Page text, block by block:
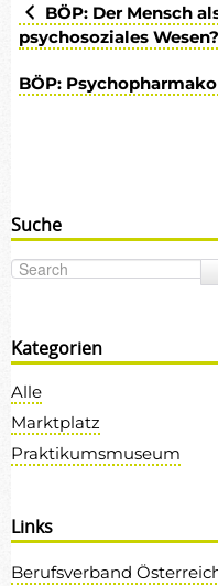
BÖP: Der Mensch
psychosoziales
BÖP:
Suche
Kategorien
Alle
Marktplatz
Praktikumsmuseum
Links
Berufsverband